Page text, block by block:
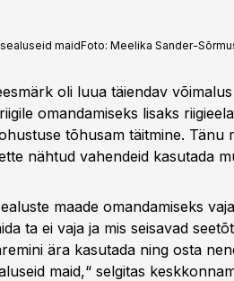
maidFoto: Meelika Sander-
oli luua täiendav
omandamiseks lisaks
tõhusam täitmine. Tänu
nähtud vahendeid kasutada
maade omandamiseks
ta ei vaja ja mis seisavad
ära kasutada ning osta
maid,“ selgitas